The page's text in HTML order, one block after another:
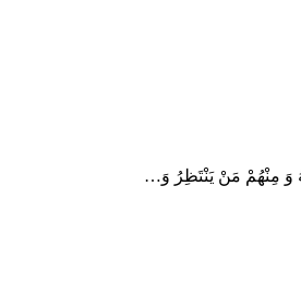
وَ مِنْهُمْ مَنْ یَنْتَظِرُ وَ…